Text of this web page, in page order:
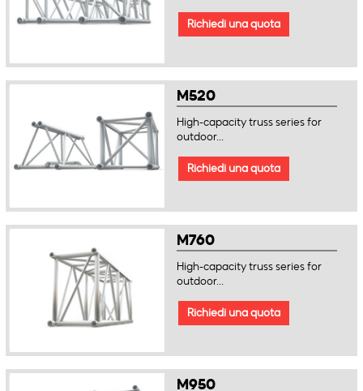
Richiedi una quota
M520
High-capacity truss series for
outdoor...
Richiedi una quota
M760
High-capacity truss series for
outdoor...
Richiedi una quota
M950